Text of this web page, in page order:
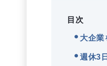
目次
大企業
週休3